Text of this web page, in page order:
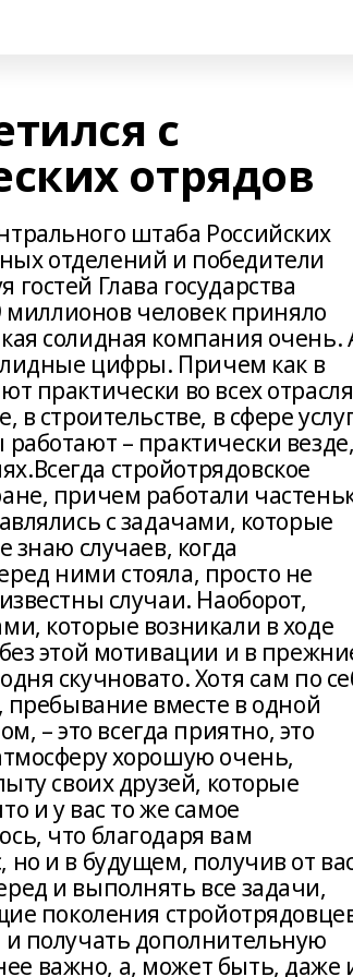
с
отрядов
штаба Российских
отделений и победители
Глава государства
миллионов человек приняло
солидная компания очень.
цифры. Причем как в
практически во всех
строительстве, в сфере
– практически везде,
стройотрядовское
причем работали
с задачами, которые
знаю случаев, когда
ними стояла, просто не
случаи. Наоборот,
которые возникали в ходе
этой мотивации и в
скучновато. Хотя сам по
пребывание вместе в одной
– это всегда приятно, это
хорошую очень,
своих друзей, которые
и у вас то же самое
что благодаря вам
но и в будущем, получив от
и выполнять все задачи,
поколения
и получать дополнительную
важно, а, может быть, даже